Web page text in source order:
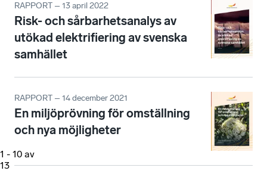
1 - 10 av
13
RAPPORT – 13 april 2022
Risk- och sårbarhetsanalys av
utökad elektrifiering av svenska
samhället
RAPPORT – 14 december 2021
En miljöprövning för omställning
och nya möjligheter